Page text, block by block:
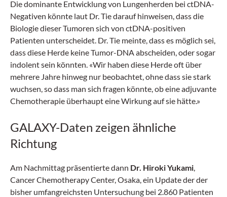
Die dominante Entwicklung von Lungenherden bei ctDNA-
Negativen könnte laut Dr. Tie darauf hinweisen, dass die
Biologie dieser Tumoren sich von ctDNA-positiven
Patienten unterscheidet. Dr. Tie meinte, dass es möglich sei,
dass diese Herde keine Tumor-DNA abscheiden, oder sogar
indolent sein könnten. «Wir haben diese Herde oft über
mehrere Jahre hinweg nur beobachtet, ohne dass sie stark
wuchsen, so dass man sich fragen könnte, ob eine adjuvante
Chemotherapie überhaupt eine Wirkung auf sie hätte.»
GALAXY-Daten zeigen ähnliche
Richtung
Am Nachmittag präsentierte dann Dr. Hiroki Yukami
Cancer Chemotherapy Center, Osaka, ein Update der der
bisher umfangreichsten Untersuchung bei 2.860 Patienten